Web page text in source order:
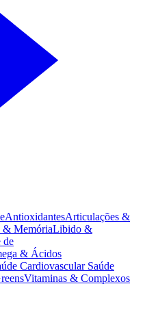
AntioxidantesArticulações &
& MemóriaLibido &
de
& Ácidos
Cardiovascular Saúde
Vitaminas & Complexos